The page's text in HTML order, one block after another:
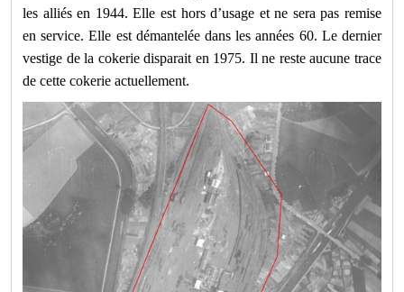
les alliés en 1944. Elle est hors d’usage et ne sera pas remise
en service. Elle est démantelée dans les années 60. Le dernier
vestige de la cokerie disparait en 1975. Il ne reste aucune trace
de cette cokerie actuellement.